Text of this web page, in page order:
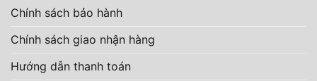
Chính sách bảo hành
Chính sách giao nhận hàng
Hướng dẫn thanh toán